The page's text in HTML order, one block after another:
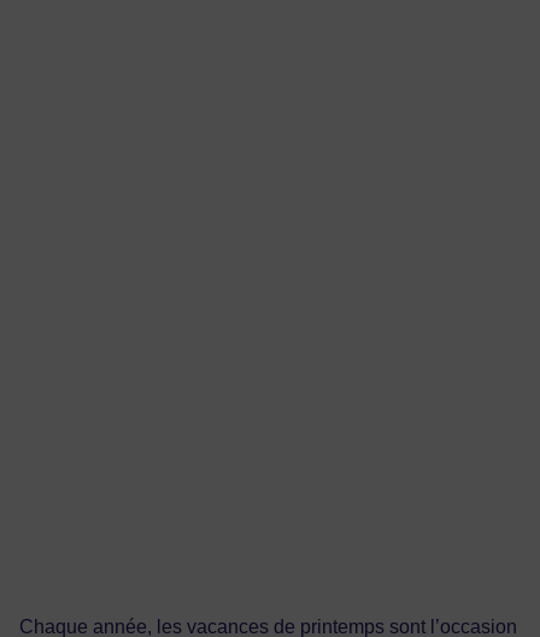
Chaque année, les vacances de printemps sont l’occasion